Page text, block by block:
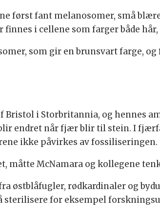
først fant melanosomer, små
i cellene som farger både
som gir en brunsvart farge,
Bristol i Storbritannia, og hennes
endret når fjær blir til stein. I
ikke påvirkes av fossiliseringen.
måtte McNamara og kollegene
østblåfugler, rødkardinaler og
sterilisere for eksempel